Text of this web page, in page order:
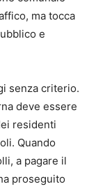
ma tocca
e
senza criterio.
deve essere
residenti
Quando
a pagare il
proseguito